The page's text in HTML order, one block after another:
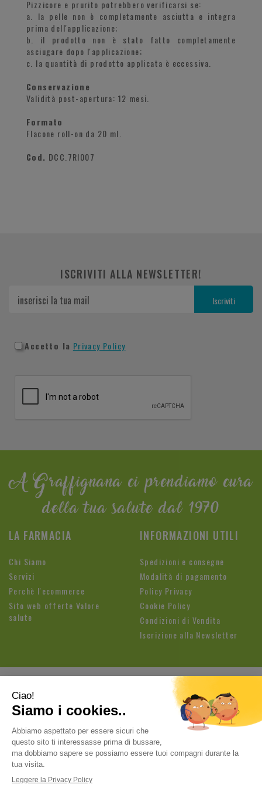
Pizzicore e prurito potrebbero verificarsi se:
a. la pelle non è completamente asciutta e integra
prima dell'applicazione;
b. il prodotto non è stato fatto completamente
asciugare dopo l'applicazione;
c. la quantità di prodotto applicata è eccessiva.
Conservazione
Validità post-apertura: 12 mesi.
Formato
Flacone roll-on da 20 ml.
Cod. DCC.7RI007
ISCRIVITI ALLA NEWSLETTER!
Accetto la Privacy Policy
A Graffignana ci prendiamo cura
della tua salute dal 1970
LA FARMACIA
Chi Siamo
Servizi
Perchè l'ecommerce
Sito web offerte Valore
salute
INFORMAZIONI UTILI
Spedizioni e consegne
Modalità di pagamento
Policy Privacy
Cookie Policy
Condizioni di Vendita
Iscrizione alla Newsletter
Farmacia Fioroni di Brandolese Paolo
Cavallotti, 3 26813 Graffignana (LO) | Tel.: